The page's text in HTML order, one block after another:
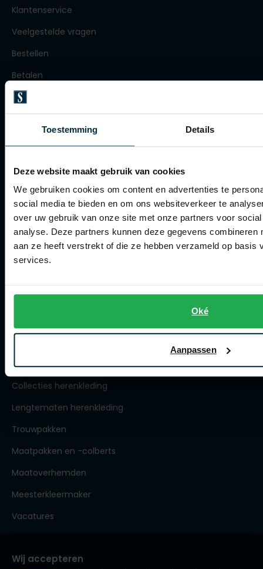
Toestemming Details
Deze website maakt gebruik van cookies
We gebruiken cookies om content en advertenties te
social media te bieden en om ons websiteverkeer te
over uw gebruik van onze site met onze partners voor
analyse. Deze partners kunnen deze gegevens combineren
aan ze heeft verstrekt of die ze hebben verzameld op basis
services.
Oké
Aanpassen
Roy Robson
Schiesser
Secrid
Tramarossa
Vanguard
Klantenservice
Veelgestelde vragen
Bestellen
Betalen
Verzenden
Artikelonderhoud
Winkel
Winkel
Openingstijden
Contact winkel
Spierings Herenmode
Over Spierings
Collecties herenkleding
Lengtematen herenkleding
Trouwpakken
Maatpakken en -colberts
Maatoverhemden
Meesterkleermaker
Vacatures
Wij accepteren